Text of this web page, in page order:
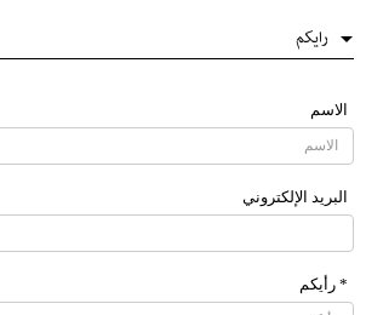
رایکم
الاسم
البرید الإلکتروني
* رأیکم